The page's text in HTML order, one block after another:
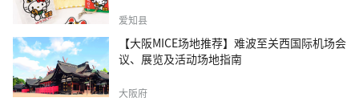
爱知县
【大阪MICE场地推荐】难波至关西国际机场会
议、展览及活动场地指南
大阪府